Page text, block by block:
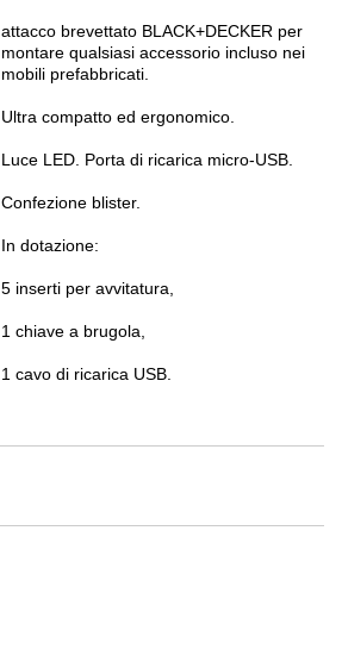
attacco brevettato BLACK+DECKER per
montare qualsiasi accessorio incluso nei
mobili prefabbricati.
Ultra compatto ed ergonomico.
Luce LED. Porta di ricarica micro-USB.
Confezione blister.
In dotazione:
5 inserti per avvitatura,
1 chiave a brugola,
1 cavo di ricarica USB.